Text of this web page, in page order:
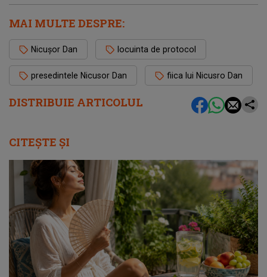
DISTRIBUIE ARTICOLUL
MAI MULTE DESPRE:
Nicușor Dan locuinta de protocol
presedintele Nicusor Dan fiica lui Nicusro Dan
CITEȘTE ȘI